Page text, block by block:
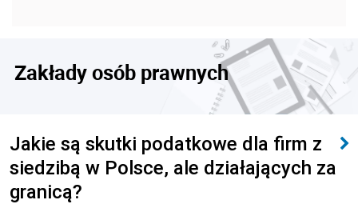
Zakłady osób prawnych
Jakie są skutki podatkowe dla firm z
siedzibą w Polsce, ale działających za
granicą?